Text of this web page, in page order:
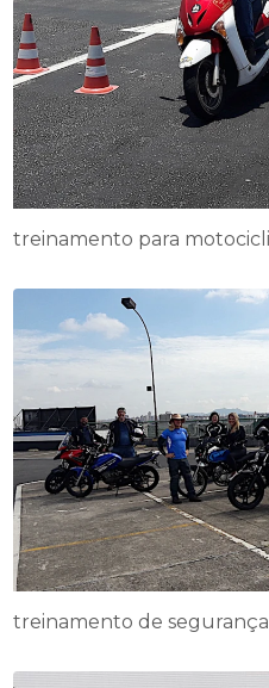
treinamento para
treinamento de